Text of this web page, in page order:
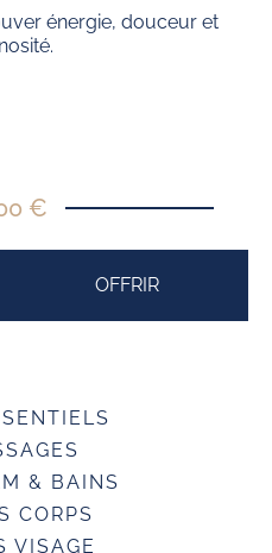
énergie, douceur et
OFFRIR
€
& BAINS
CORPS
VISAGE